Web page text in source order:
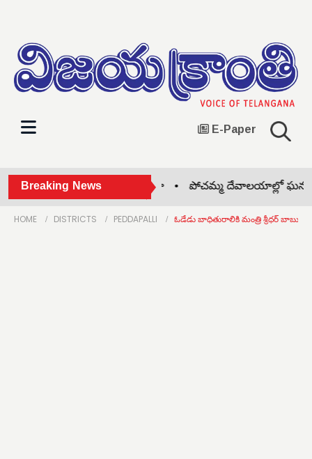
E-Paper
Breaking News
వార్డుల వారీగా సమస్యలపై ఆరా • పోచమ్మ దేవాలయాల్లో ఘనంగా
HOME DISTRICTS PEDDAPALLI ఓడేడు బాధితురాలికి మంత్రి శ్రీధర్ బాబు